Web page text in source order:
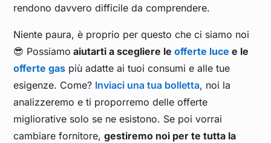
rendono davvero difficile da comprendere.
Niente paura, è proprio per questo che ci siamo noi
😎 Possiamo aiutarti a scegliere leofferte luce e le
offerte gas più adatte ai tuoi consumi e alle tue
esigenze. Come? Inviaci una tua bolletta, noi la
analizzeremo e ti proporremo delle offerte
migliorative solo se ne esistono. Se poi vorrai
cambiare fornitore,gestiremo noi per te tutta la